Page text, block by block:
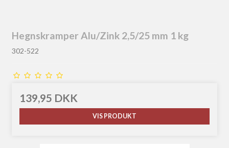
Hegnskramper Alu/Zink 2,5/25 mm 1 kg
302-522
139,95 DKK
VIS PRODUKT